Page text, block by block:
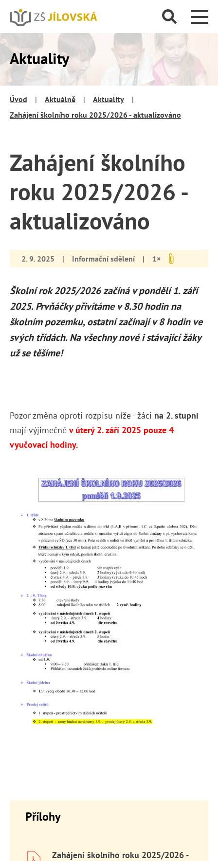
Aktuality
Úvod | Aktuálně | Aktuality
|
Zahájení školního roku 2025/2026 - aktualizováno
Zahájení školního
roku 2025/2026 -
aktualizováno
2. 9. 2025 | Informační sdělení | 1×
Školní rok 2025/2026 začíná v pondělí 1. září
2025. Prvňáčky přivítáme v 8.30 hodin na
školním pozemku, ostatní začínají v 8 hodin ve
svých třídách. Na všechny nové i stávající žáky
už se těšíme!
Pozor změna oproti rozpisu níže - žáci na 2. stupni
mají výjimečně v úterý 2. září 2025 pouze 4
vyučovací hodiny.
Přílohy
Zahájení školního roku 2025/2026 -